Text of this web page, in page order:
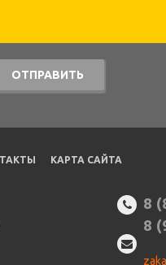
ОТПРАВИТЬ
КАРТА САЙТА
8
8